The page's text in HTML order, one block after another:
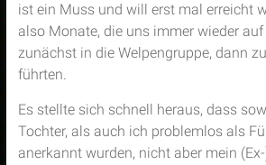
ist ein Muss und will erst mal erreicht
also Monate, die uns immer wieder
zunächst in die Welpengruppe, dann
führten.
Es stellte sich schnell heraus, dass
Tochter, als auch ich problemlos als
anerkannt wurden, nicht aber mein